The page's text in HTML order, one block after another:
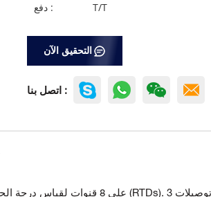
دفع :
T/T
التحقيق الآن
اتصل بنا :